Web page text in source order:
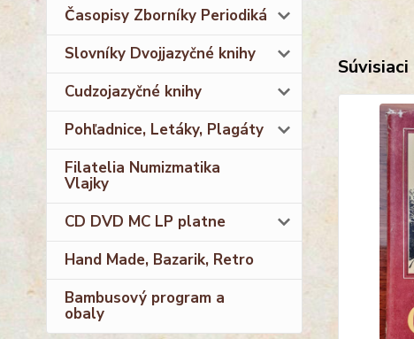
Časopisy Zborníky Periodiká
Slovníky Dvojjazyčné knihy
Cudzojazyčné knihy
Pohľadnice, Letáky, Plagáty
Filatelia Numizmatika
Vlajky
CD DVD MC LP platne
Hand Made, Bazarik, Retro
Bambusový program a
obaly